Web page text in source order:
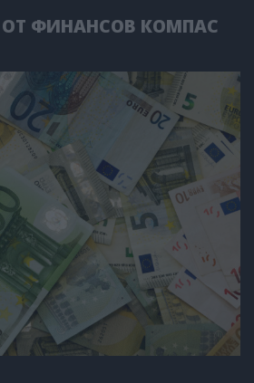
ОТ ФИНАНСОВ КОМПАС